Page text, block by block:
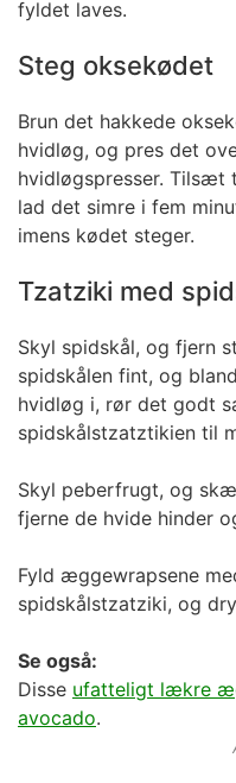
fyldet laves.
Steg oksekødet
Brun det hakkede
hvidløg, og pres det
hvidløgspresser. Tilsæt
lad det simre i fem
imens kødet steger.
Tzatziki med
Skyl spidskål, og fjern
spidskålen fint, og
hvidløg i, rør det godt
spidskålstzatztikien til
Skyl peberfrugt, og
fjerne de hvide hinder
Fyld æggewrapsene
spidskålstzatziki, og
Se også:
Disse ufatteligt lækre
avocado.